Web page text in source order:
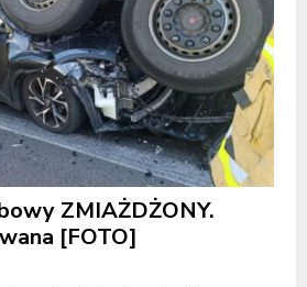
ZMIAŻDŻONY.
[FOTO]